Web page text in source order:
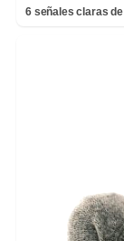
6 señales claras